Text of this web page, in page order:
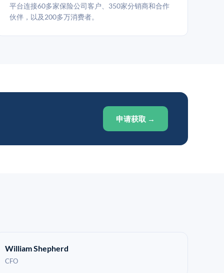
平台连接60多家保险公司客户、350家分销商和合作
伙伴，以及200多万消费者。
申请获取 →
William Shepherd
CFO